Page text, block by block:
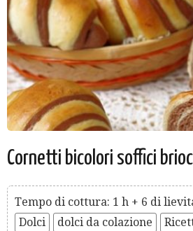
Cornetti bicolori soffici
Tempo di cottura: 1 h + 6 di
Dolci
dolci da colazione